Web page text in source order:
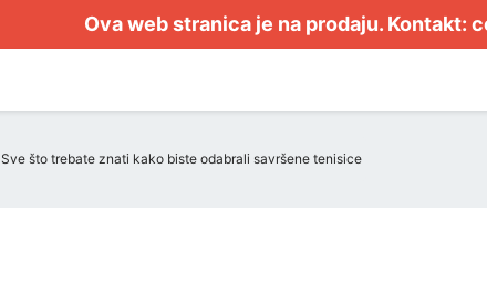
Ova web stranica je na prodaju. Kontakt:
Sve što trebate znati kako biste odabrali savršene tenisice